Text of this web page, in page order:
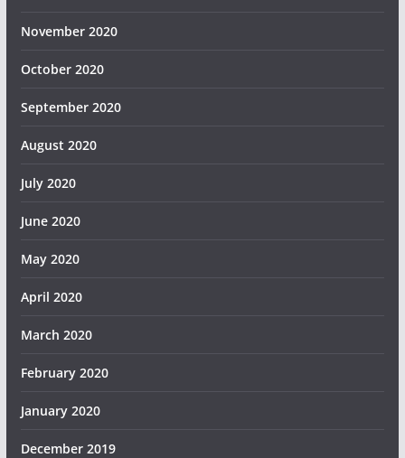
November 2020
October 2020
September 2020
August 2020
July 2020
June 2020
May 2020
April 2020
March 2020
February 2020
January 2020
December 2019